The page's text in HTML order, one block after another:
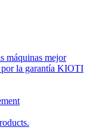
máquinas mejor
por la garantía KIOTI